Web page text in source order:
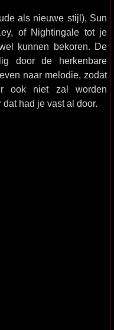
als nieuwe stijl), Sun
of Nightingale tot je
kunnen bekoren. De
door de herkenbare
naar melodie, zodat
ook niet zal worden
had je vast al door.